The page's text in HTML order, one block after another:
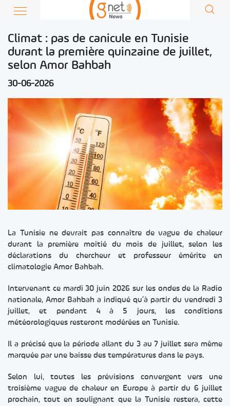
Climat : pas de canicule en Tunisie
durant la première quinzaine de juillet,
selon Amor Bahbah
30-06-2026
La Tunisie ne devrait pas connaître de vague de chaleur
durant la première moitié du mois de juillet, selon les
déclarations du chercheur et professeur émérite en
climatologie Amor Bahbah.
Intervenant ce mardi 30 juin 2026 sur les ondes de la Radio
nationale, Amor Bahbah a indiqué qu’à partir du vendredi 3
juillet, et pendant 4 à 5 jours, les conditions
météorologiques resteront modérées en Tunisie.
Il a précisé que la période allant du 3 au 7 juillet sera même
marquée par une baisse des températures dans le pays.
Selon lui, toutes les prévisions convergent vers une
troisième vague de chaleur en Europe à partir du 6 juillet
prochain, tout en soulignant que la Tunisie restera, cette